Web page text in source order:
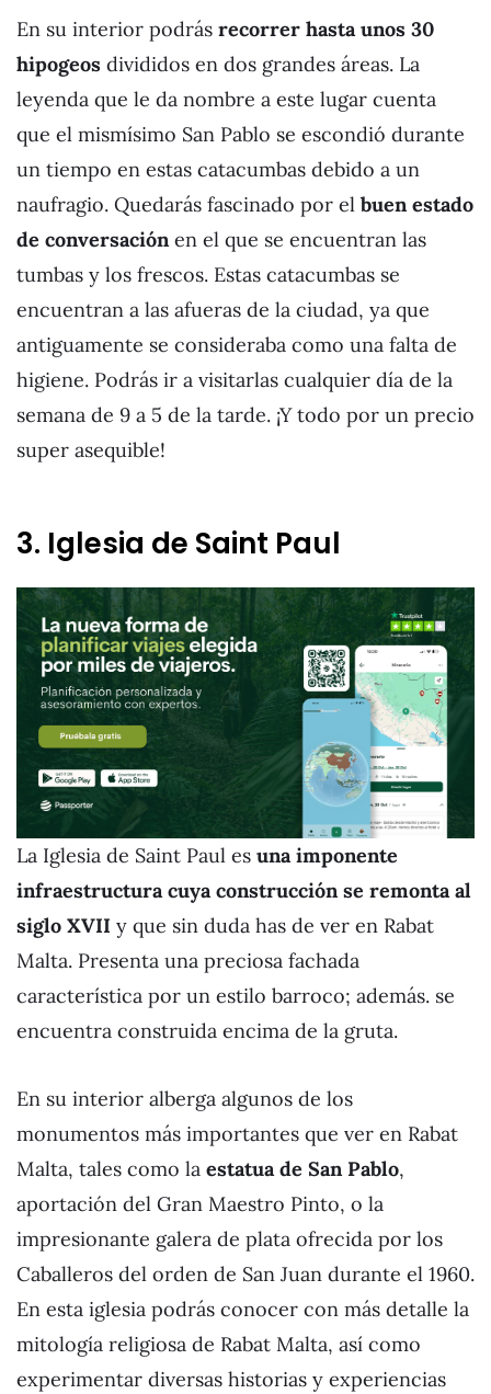
En su interior podrás recorrer hasta unos 30
hipogeos divididos en dos grandes áreas. La
leyenda que le da nombre a este lugar cuenta
que el mismísimo San Pablo se escondió durante
un tiempo en estas catacumbas debido a un
naufragio. Quedarás fascinado por el buen estado
de conversaciónen el que se encuentran las
tumbas y los frescos. Estas catacumbas se
encuentran a las afueras de la ciudad, ya que
antiguamente se consideraba como una falta de
higiene. Podrás ir a visitarlas cualquier día de la
semana de 9 a 5 de la tarde. ¡Y todo por un precio
super asequible!
3. Iglesia de Saint Paul
La Iglesia de Saint Paul es una imponente
infraestructura cuya construcción se remonta al
siglo XVII y que sin duda has de ver en Rabat
Malta. Presenta una preciosa fachada
característica por un estilo barroco; además. se
encuentra construida encima de la gruta.
En su interior alberga algunos de los
monumentos más importantes que ver en Rabat
Malta, tales como la estatua de San Pablo,
aportación del Gran Maestro Pinto, o la
impresionante galera de plata ofrecida por los
Caballeros del orden de San Juan durante el 1960.
En esta iglesia podrás conocer con más detalle la
mitología religiosa de Rabat Malta, así como
experimentar diversas historias y experiencias